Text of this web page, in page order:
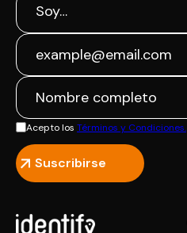
Acepto los Términos y Condiciones.